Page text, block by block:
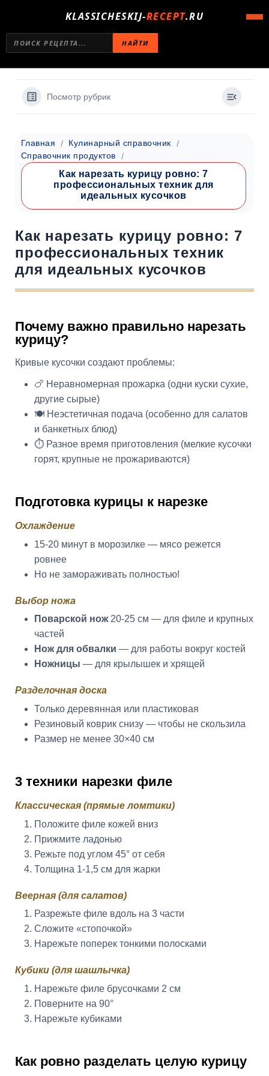
KLASSICHESKIJ-RECEPT.RU
НАЙТИ
Посмотр рубрик
Главная
Кулинарный справочник
Справочник продуктов
Как нарезать курицу ровно: 7
профессиональных техник для
идеальных кусочков
Как нарезать курицу ровно: 7
профессиональных техник
для идеальных кусочков
Почему важно правильно нарезать
курицу?
Кривые кусочки создают проблемы:
🍗 Неравномерная прожарка (одни куски сухие,
другие сырые)
🍽️ Неэстетичная подача (особенно для салатов
и банкетных блюд)
⏱️ Разное время приготовления (мелкие кусочки
горят, крупные не прожариваются)
Подготовка курицы к нарезке
Охлаждение
15-20 минут в морозилке — мясо режется
ровнее
Но не замораживать полностью!
Выбор ножа
Поварской нож20-25 см — для филе и крупных
частей
Нож для обвалки — для работы вокруг костей
Ножницы — для крылышек и хрящей
Разделочная доска
Только деревянная или пластиковая
Резиновый коврик снизу — чтобы не скользила
Размер не менее 30×40 см
3 техники нарезки филе
Классическая (прямые ломтики)
Положите филе кожей вниз
Прижмите ладонью
Режьте под углом 45° от себя
Толщина 1-1,5 см для жарки
Веерная (для салатов)
Разрежьте филе вдоль на 3 части
Сложите «стопочкой»
Нарежьте поперек тонкими полосками
Кубики (для шашлычка)
Нарежьте филе брусочками 2 см
Поверните на 90°
Нарежьте кубиками
Как ровно разделать целую курицу